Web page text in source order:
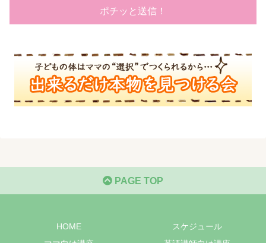
PAGE TOP
HOME
スケジュール